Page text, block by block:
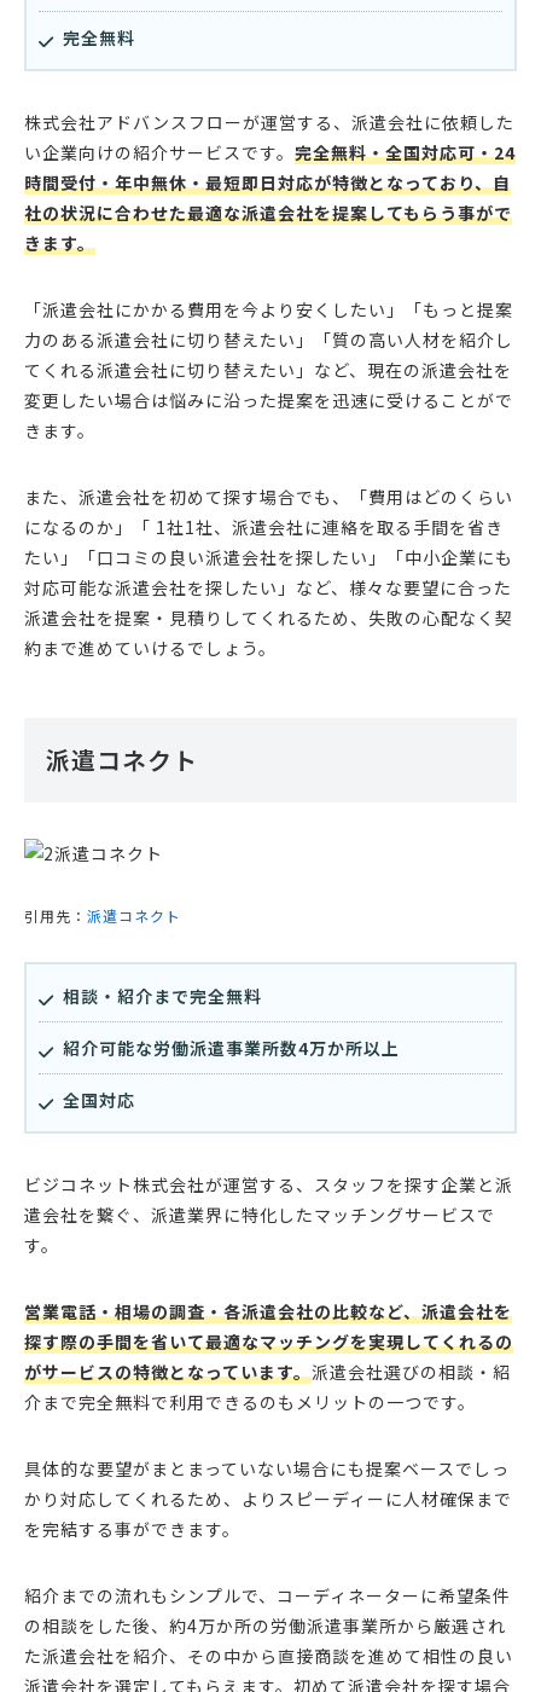
完全無料
株式会社アドバンスフローが運営する、派遣会社に依頼した
い企業向けの紹介サービスです。 完全無料・全国対応可・24
時間受付・年中無休・最短即日対応が特徴となっており、自
社の状況に合わせた最適な派遣会社を提案してもらう事がで
きます。
「派遣会社にかかる費用を今より安くしたい」「もっと提案
力のある派遣会社に切り替えたい」「質の高い人材を紹介し
てくれる派遣会社に切り替えたい」など、現在の派遣会社を
変更したい場合は悩みに沿った提案を迅速に受けることがで
きます。
また、派遣会社を初めて探す場合でも、「費用はどのくらい
になるのか」「 1社1社、派遣会社に連絡を取る手間を省き
たい」「口コミの良い派遣会社を探したい」「中小企業にも
対応可能な派遣会社を探したい」など、様々な要望に合った
派遣会社を提案・見積りしてくれるため、失敗の心配なく契
約まで進めていけるでしょう。
派遣コネクト
引用先： 派遣コネクト
相談・紹介まで完全無料
紹介可能な労働派遣事業所数4万か所以上
全国対応
ビジコネット株式会社が運営する、スタッフを探す企業と派
遣会社を繋ぐ、派遣業界に特化したマッチングサービスで
す。
営業電話・相場の調査・各派遣会社の比較など、派遣会社を
探す際の手間を省いて最適なマッチングを実現してくれるの
がサービスの特徴となっています。派遣会社選びの相談・紹
介まで完全無料で利用できるのもメリットの一つです。
具体的な要望がまとまっていない場合にも提案ベースでしっ
かり対応してくれるため、よりスピーディーに人材確保まで
を完結する事ができます。
紹介までの流れもシンプルで、コーディネーターに希望条件
の相談をした後、約4万か所の労働派遣事業所から厳選され
た派遣会社を紹介、その中から直接商談を進めて相性の良い
派遣会社を選定してもらえます。初めて派遣会社を探す場合